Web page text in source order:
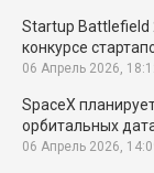
Startup Battlefield
конкурсе
06 Апрель 2026,
SpaceX
орбитальных
06 Апрель 2026,